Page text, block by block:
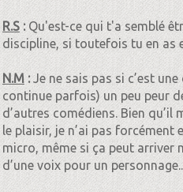
R.S: Qu'est-ce qui t'a semblé
discipline, si toutefois tu en as
N.M:Je ne sais pas si c’est
continue parfois) un peu peur
d’autres comédiens. Bien qu’il
le plaisir, je n’ai pas forcément
micro, même si ça peut arriver
d’une voix pour un